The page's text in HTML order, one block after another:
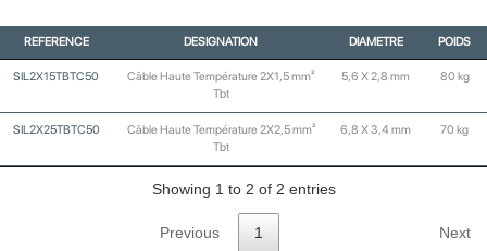
REFERENCE DESIGNATION DIAMETRE POIDS
SIL2X15TBTC50
Câble Haute Température 2X1,5 mm²
Tbt
5,6 X 2,8 mm 80 kg
SIL2X25TBTC50
Câble Haute Température 2X2,5 mm²
Tbt
6,8 X 3,4 mm 70 kg
Showing 1 to 2 of 2 entries
Previous 1 Next